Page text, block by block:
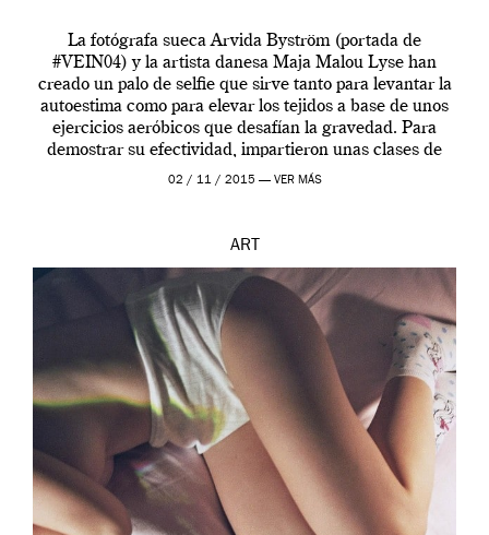
La fotógrafa sueca Arvida Byström (portada de
#VEIN04) y la artista danesa Maja Malou Lyse han
creado un palo de selfie que sirve tanto para levantar la
autoestima como para elevar los tejidos a base de unos
ejercicios aeróbicos que desafían la gravedad. Para
demostrar su efectividad, impartieron unas clases de
prueba en el Tate […]
02 / 11 / 2015 — VER MÁS
ART